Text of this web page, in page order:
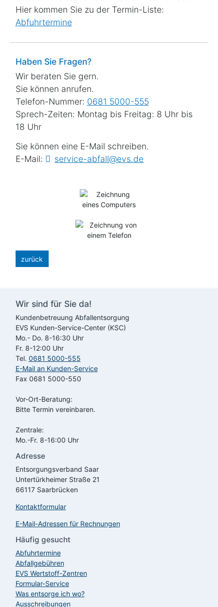
Hier kommen Sie zu der Termin-Liste:
Abfuhrtermine
Haben Sie Fragen?
Wir beraten Sie gern.
Sie können anrufen.
Telefon-Nummer: 0681 5000-555
Sprech-Zeiten: Montag bis Freitag: 8 Uhr bis
18 Uhr
Sie können eine E-Mail schreiben.
E-Mail:
service-abfall@evs.de
zurück
Wir sind für Sie da!
Kundenbetreuung Abfallentsorgung
EVS Kunden-Service-Center (KSC)
Mo.- Do. 8-16:30 Uhr
Fr. 8-12:00 Uhr
Tel. 0681 5000-555
E-Mail an Kunden-Service
Fax 0681 5000-550
Vor-Ort-Beratung:
Bitte Termin vereinbaren.
Zentrale:
Mo.-Fr. 8-16:00 Uhr
Adresse
Entsorgungsverband Saar
Untertürkheimer Straße 21
66117 Saarbrücken
Kontaktformular
E-Mail-Adressen für Rechnungen
Häufig gesucht
Abfuhrtermine
Abfallgebühren
EVS Wertstoff-Zentren
Formular-Service
Was entsorge ich wo?
Ausschreibungen